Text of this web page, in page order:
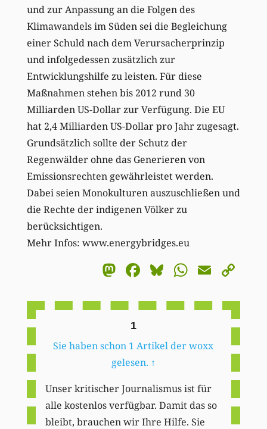
und zur Anpassung an die Folgen des
Klimawandels im Süden sei die Begleichung
einer Schuld nach dem Verursacherprinzip
und infolgedessen zusätzlich zur
Entwicklungshilfe zu leisten. Für diese
Maßnahmen stehen bis 2012 rund 30
Milliarden US-Dollar zur Verfügung. Die EU
hat 2,4 Milliarden US-Dollar pro Jahr zugesagt.
Grundsätzlich sollte der Schutz der
Regenwälder ohne das Generieren von
Emissionsrechten gewährleistet werden.
Dabei seien Monokulturen auszuschließen und
die Rechte der indigenen Völker zu
berücksichtigen.
Mehr Infos: www.energybridges.eu
Mastodon
Facebook
BlueskyEmail
1
Sie haben schon 1 Artikel der woxx
gelesen. ↑
Unser kritischer Journalismus ist für
alle kostenlos verfügbar. Damit das so
bleibt, brauchen wir Ihre Hilfe. Sie